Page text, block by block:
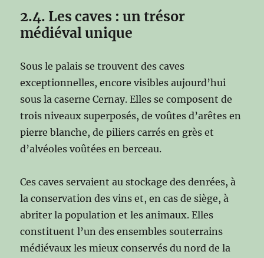
2.4. Les caves : un trésor
médiéval unique
Sous le palais se trouvent des caves
exceptionnelles, encore visibles aujourd’hui
sous la caserne Cernay. Elles se composent de
trois niveaux superposés, de voûtes d’arêtes en
pierre blanche, de piliers carrés en grès et
d’alvéoles voûtées en berceau.
Ces caves servaient au stockage des denrées, à
la conservation des vins et, en cas de siège, à
abriter la population et les animaux. Elles
constituent l’un des ensembles souterrains
médiévaux les mieux conservés du nord de la